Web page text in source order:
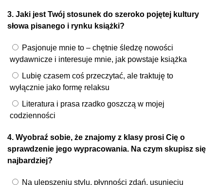
3. Jaki jest Twój stosunek do szeroko pojętej kultury
słowa pisanego i rynku książki?
Pasjonuje mnie to – chętnie śledzę nowości
wydawnicze i interesuje mnie, jak powstaje książka
Lubię czasem coś przeczytać, ale traktuję to
wyłącznie jako formę relaksu
Literatura i prasa rzadko goszczą w mojej
codzienności
4. Wyobraź sobie, że znajomy z klasy prosi Cię o
sprawdzenie jego wypracowania. Na czym skupisz się
najbardziej?
Na ulepszeniu stylu, płynności zdań, usunięciu